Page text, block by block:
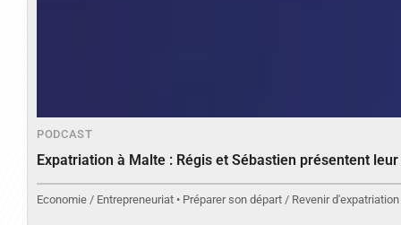
PODCAST
Expatriation à Malte : Régis et Sébastien présentent
Economie / Entrepreneuriat • Préparer son départ / Revenir d'expatriation